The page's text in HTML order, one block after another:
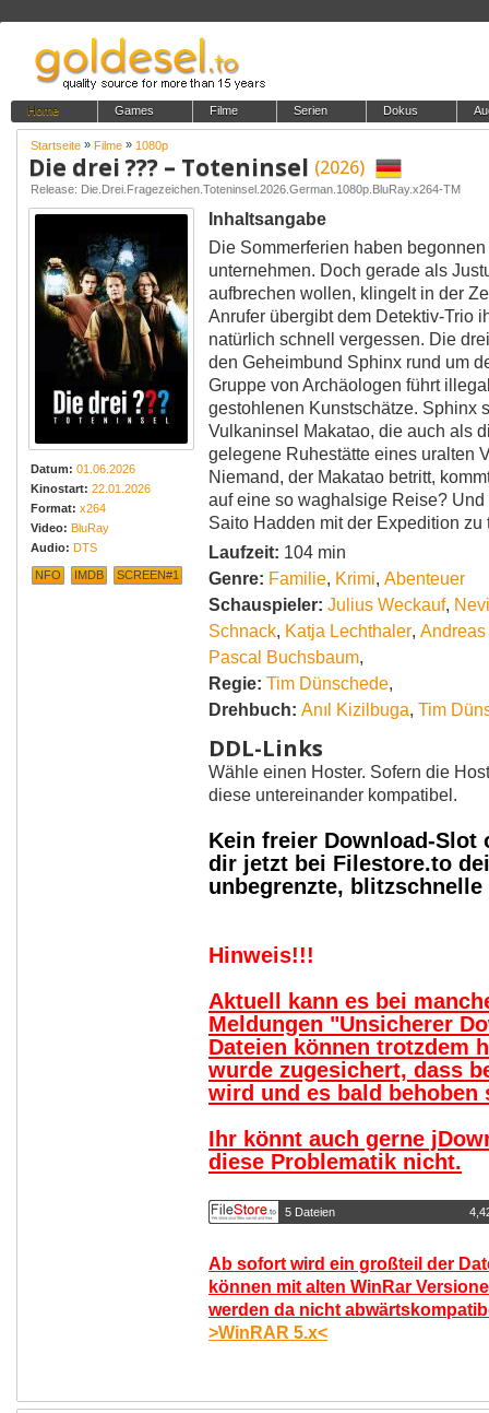
Home Games Filme Serien Dokus
Startseite » Filme » 1080p
Die drei ??? – Toteninsel (2026)
Release: Die.Drei.Fragezeichen.Toteninsel.2026.German.1080p.BluRay.x264-TM
Datum: 01.06.2026
Kinostart: 22.01.2026
Format: x264
Video: BluRay
Audio: DTS
NFO IMDB SCREEN#1
Inhaltsangabe
Die Sommerferien haben
unternehmen. Doch gerade als
aufbrechen wollen, klingelt in der
Anrufer übergibt dem Detektiv-Trio
natürlich schnell vergessen. Die
den Geheimbund Sphinx rund um
Gruppe von Archäologen führt
gestohlenen Kunstschätze. Sphinx
Vulkaninsel Makatao, die auch als
gelegene Ruhestätte eines uralten
Niemand, der Makatao betritt,
auf eine so waghalsige Reise?
Saito Hadden mit der Expedition zu
Laufzeit: 104 min
Genre: Familie, Krimi, Abenteuer
Schauspieler: Julius Weckauf,
Schnack, Katja Lechthaler,
Pascal Buchsbaum,
Regie: Tim Dünschede,
Drehbuch: Anıl Kizilbuga, Tim
DDL-Links
Wähle einen Hoster. Sofern die
diese untereinander kompatibel.
Kein freier Download-Slot
dir jetzt bei Filestore.to
unbegrenzte,
Hinweis!!!
Aktuell kann es bei
Meldungen "Unsicherer
Dateien können trotzdem
wurde zugesichert, dass
wird und es bald behoben
Ihr könnt auch gerne
diese Problematik nicht.
5 Dateien
Ab sofort wird ein großteil der
können mit alten WinRar
werden da nicht
>WinRAR 5.x<